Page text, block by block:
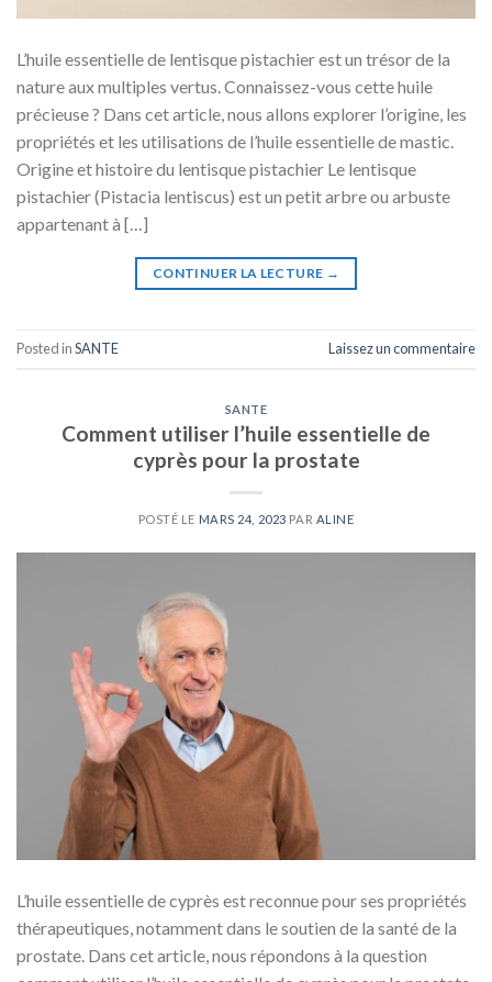
L’huile essentielle de lentisque pistachier est un trésor de la
nature aux multiples vertus. Connaissez-vous cette huile
précieuse ? Dans cet article, nous allons explorer l’origine, les
propriétés et les utilisations de l’huile essentielle de mastic.
Origine et histoire du lentisque pistachier Le lentisque
pistachier (Pistacia lentiscus) est un petit arbre ou arbuste
appartenant à […]
CONTINUER LA LECTURE →
Posted inSANTE Laissez un commentaire
SANTE
Comment utiliser l’huile essentielle de
cyprès pour la prostate
POSTÉ LE MARS 24, 2023 PAR ALINE
L’huile essentielle de cyprès est reconnue pour ses propriétés
thérapeutiques, notamment dans le soutien de la santé de la
prostate. Dans cet article, nous répondons à la question